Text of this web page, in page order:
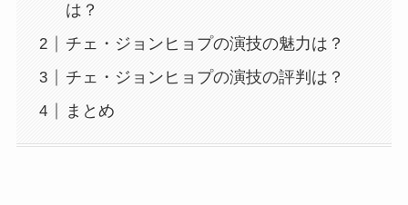
は？
チェ・ジョンヒョプの演技の魅力は？
チェ・ジョンヒョプの演技の評判は？
まとめ